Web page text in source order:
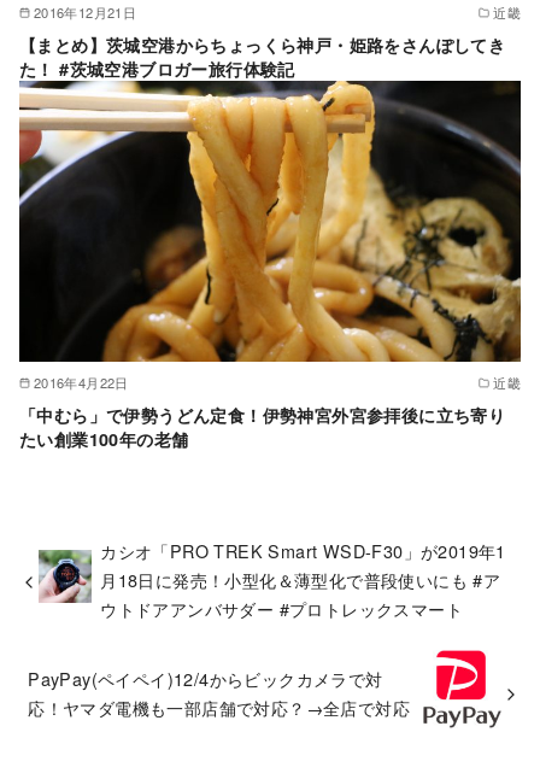
2016年12月21日 近畿
【まとめ】茨城空港からちょっくら神戸・姫路をさんぽしてき
た！ #茨城空港ブロガー旅行体験記
2016年4月22日 近畿
「中むら」で伊勢うどん定食！伊勢神宮外宮参拝後に立ち寄り
たい創業100年の老舗
カシオ「PRO TREK Smart WSD-F30」が2019年1
月18日に発売！小型化＆薄型化で普段使いにも #ア
ウトドアアンバサダー #プロトレックスマート
PayPay(ペイペイ)12/4からビックカメラで対
応！ヤマダ電機も一部店舗で対応？→全店で対応